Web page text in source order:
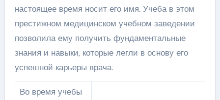
настоящее время носит его имя. Учеба в этом
престижном медицинском учебном заведении
позволила ему получить фундаментальные
знания и навыки, которые легли в основу его
успешной карьеры врача.
Во время учебы